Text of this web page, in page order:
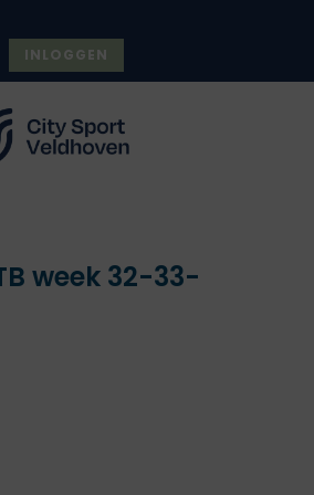
INLOGGEN
week 32-33-